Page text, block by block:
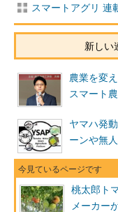
スマートアグリ 連
新しい
農業を変
スマート
ヤマハ発
ーンや無
桃太郎ト
メーカー